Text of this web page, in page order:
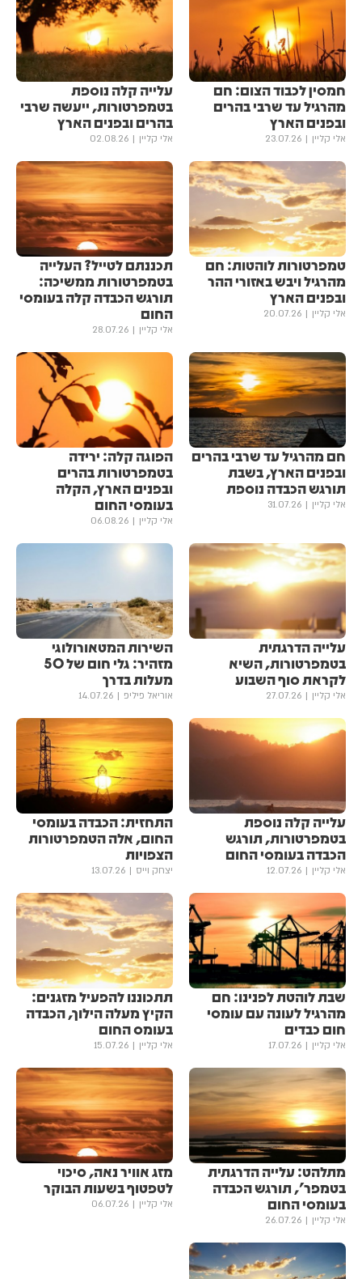
חמסין לכבוד הצום: חם
מהרגיל עד שרבי בהרים
ובפנים הארץ
אלי קליין 23.07.26
עלייה קלה נוספת
בטמפרטורות, ייעשה שרבי
בהרים ובפנים הארץ
אלי קליין 02.08.26
טמפרטורות לוהטות: חם
מהרגיל ויבש באזורי ההר
ובפנים הארץ
אלי קליין 20.07.26
תכננתם לטייל? העלייה
בטמפרטורות ממשיכה:
תורגש הכבדה קלה בעומסי
החום
אלי קליין 28.07.26
חם מהרגיל עד שרבי בהרים
ובפנים הארץ, בשבת
תורגש הכבדה נוספת
אלי קליין 31.07.26
הפוגה קלה: ירידה
בטמפרטורות בהרים
ובפנים הארץ, הקלה
בעומסי החום
אלי קליין 06.08.26
עלייה הדרגתית
בטמפרטורות, השיא
לקראת סוף השבוע
אלי קליין 27.07.26
השירות המטאורולוגי
מזהיר: גלי חום של 50
מעלות בדרך
אוריאל פיליפ 14.07.26
עלייה קלה נוספת
בטמפרטורות, תורגש
הכבדה בעומסי החום
אלי קליין 12.07.26
התחזית: הכבדה בעומסי
החום, אלה הטמפרטורות
הצפויות
יצחק וייס 13.07.26
שבת לוהטת לפנינו: חם
מהרגיל לעונה עם עומסי
חום כבדים
אלי קליין 17.07.26
תתכוננו להפעיל מזגנים:
הקיץ מעלה הילוך, הכבדה
בעומס החום
אלי קליין 15.07.26
מתלהט: עלייה הדרגתית
בטמפר', תורגש הכבדה
בעומסי החום
אלי קליין 26.07.26
מזג אוויר נאה, סיכוי
לטפטוף בשעות הבוקר
אלי קליין 06.07.26